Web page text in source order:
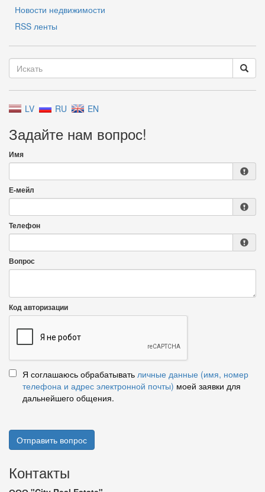
Новости недвижимости
RSS ленты
LV RU EN
Задайте нам вопрос!
Имя
Е-мейл
Телефон
Вопрос
Код авторизации
Я соглашаюсь обрабатывать личные данные (имя, номер
телефона и адрес электронной почты) моей заявки для
дальнейшего общения.
Отправить вопрос
Контакты